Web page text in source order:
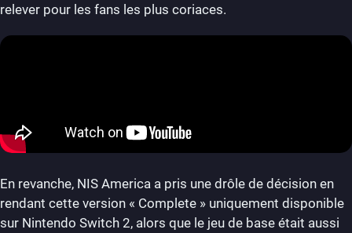
relever pour les fans les plus coriaces.
En revanche, NIS America a pris une drôle de décision en
rendant cette version « Complete » uniquement disponible
sur Nintendo Switch 2, alors que le jeu de base était aussi